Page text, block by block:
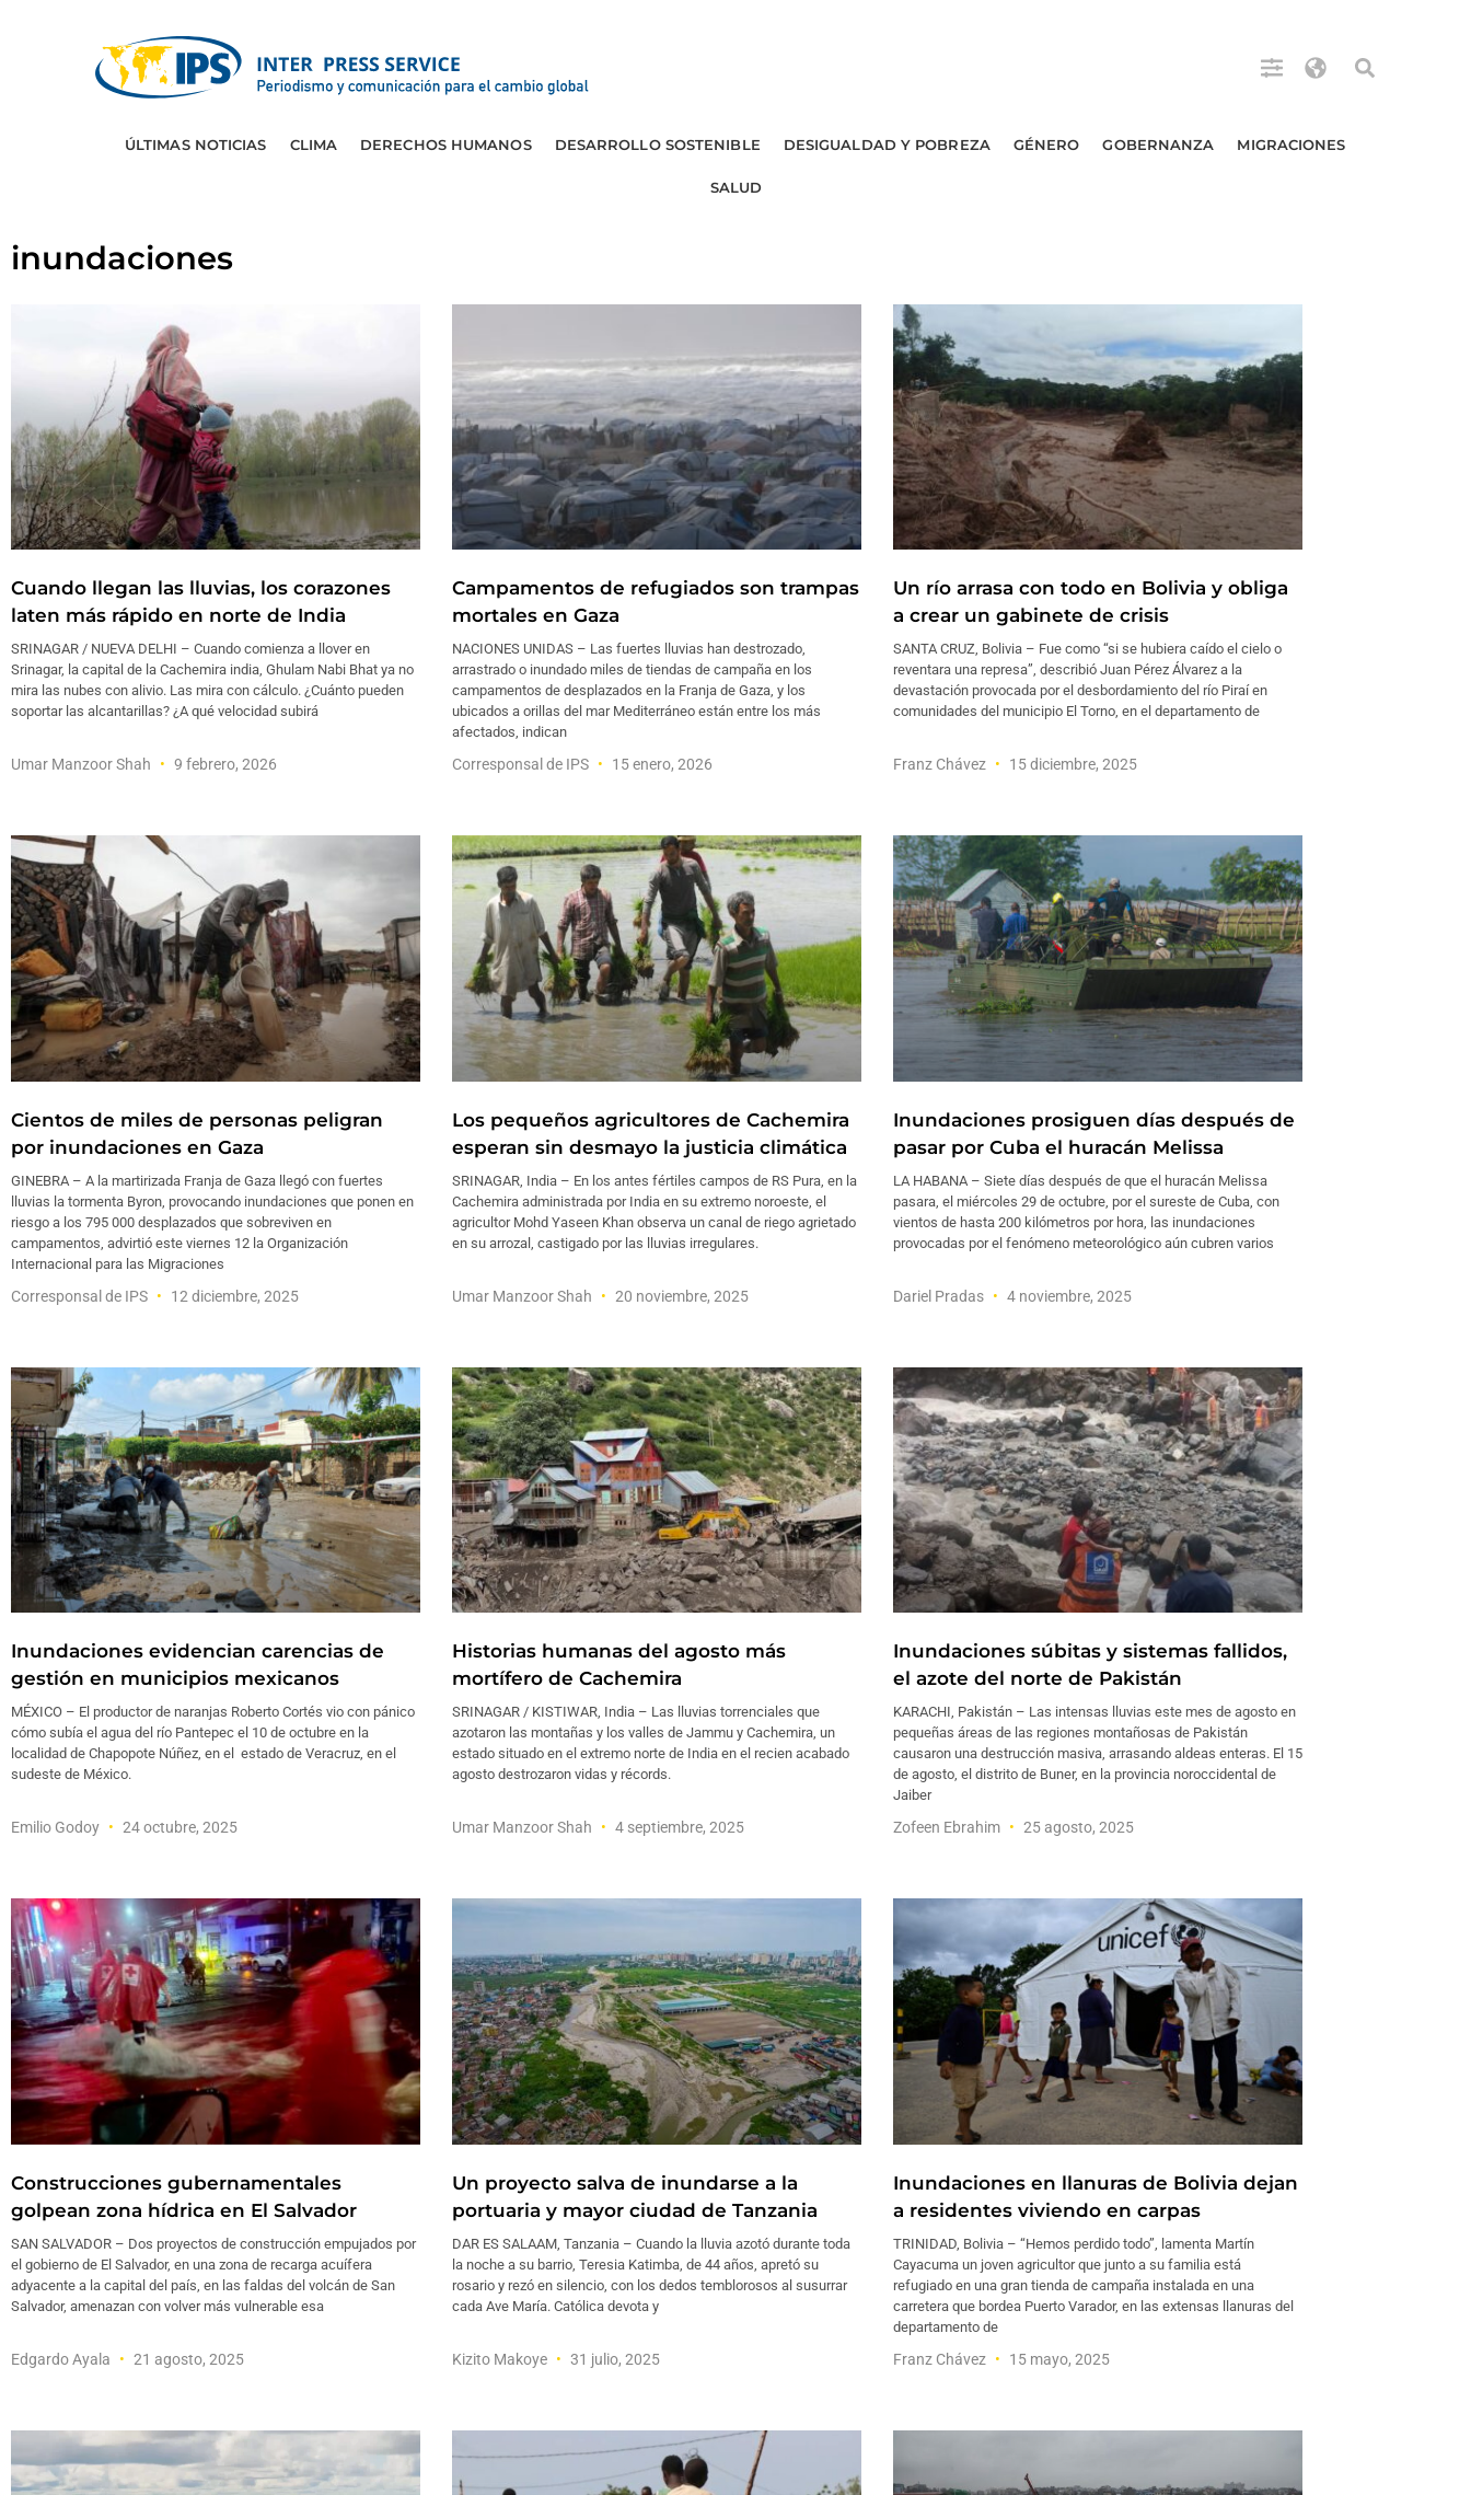
ÚLTIMAS NOTICIAS CLIMA DERECHOS HUMANOS DESARROLLO SOSTENIBLE DESIGUALDAD Y POBREZA GÉNERO GOBERNANZA MIGRACIONES
SALUD
inundaciones
Cuando llegan las lluvias, los corazones
laten más rápido en norte de India
SRINAGAR / NUEVA DELHI – Cuando comienza a llover en
Srinagar, la capital de la Cachemira india, Ghulam Nabi Bhat ya no
mira las nubes con alivio. Las mira con cálculo. ¿Cuánto pueden
soportar las alcantarillas? ¿A qué velocidad subirá
Umar Manzoor Shah 9 febrero, 2026
Campamentos de refugiados son trampas
mortales en Gaza
NACIONES UNIDAS – Las fuertes lluvias han destrozado,
arrastrado o inundado miles de tiendas de campaña en los
campamentos de desplazados en la Franja de Gaza, y los
ubicados a orillas del mar Mediterráneo están entre los más
afectados, indican
Corresponsal de IPS 15 enero, 2026
Un río arrasa con todo en Bolivia y obliga
a crear un gabinete de crisis
SANTA CRUZ, Bolivia – Fue como “si se hubiera caído el cielo o
reventara una represa”, describió Juan Pérez Álvarez a la
devastación provocada por el desbordamiento del río Piraí en
comunidades del municipio El Torno, en el departamento de
Franz Chávez 15 diciembre, 2025
Cientos de miles de personas peligran
por inundaciones en Gaza
GINEBRA – A la martirizada Franja de Gaza llegó con fuertes
lluvias la tormenta Byron, provocando inundaciones que ponen en
riesgo a los 795 000 desplazados que sobreviven en
campamentos, advirtió este viernes 12 la Organización
Internacional para las Migraciones
Corresponsal de IPS 12 diciembre, 2025
Los pequeños agricultores de Cachemira
esperan sin desmayo la justicia climática
SRINAGAR, India – En los antes fértiles campos de RS Pura, en la
Cachemira administrada por India en su extremo noroeste, el
agricultor Mohd Yaseen Khan observa un canal de riego agrietado
en su arrozal, castigado por las lluvias irregulares.
Umar Manzoor Shah 20 noviembre, 2025
Inundaciones prosiguen días después de
pasar por Cuba el huracán Melissa
LA HABANA – Siete días después de que el huracán Melissa
pasara, el miércoles 29 de octubre, por el sureste de Cuba, con
vientos de hasta 200 kilómetros por hora, las inundaciones
provocadas por el fenómeno meteorológico aún cubren varios
Dariel Pradas 4 noviembre, 2025
Inundaciones evidencian carencias de
gestión en municipios mexicanos
MÉXICO – El productor de naranjas Roberto Cortés vio con pánico
cómo subía el agua del río Pantepec el 10 de octubre en la
localidad de Chapopote Núñez, en el estado de Veracruz, en el
sudeste de México.
Emilio Godoy 24 octubre, 2025
Historias humanas del agosto más
mortífero de Cachemira
SRINAGAR / KISTIWAR, India – Las lluvias torrenciales que
azotaron las montañas y los valles de Jammu y Cachemira, un
estado situado en el extremo norte de India en el recien acabado
agosto destrozaron vidas y récords.
Umar Manzoor Shah 4 septiembre, 2025
Inundaciones súbitas y sistemas fallidos,
el azote del norte de Pakistán
KARACHI, Pakistán – Las intensas lluvias este mes de agosto en
pequeñas áreas de las regiones montañosas de Pakistán
causaron una destrucción masiva, arrasando aldeas enteras. El 15
de agosto, el distrito de Buner, en la provincia noroccidental de
Jaiber
Zofeen Ebrahim 25 agosto, 2025
Construcciones gubernamentales
golpean zona hídrica en El Salvador
SAN SALVADOR – Dos proyectos de construcción empujados por
el gobierno de El Salvador, en una zona de recarga acuífera
adyacente a la capital del país, en las faldas del volcán de San
Salvador, amenazan con volver más vulnerable esa
Edgardo Ayala 21 agosto, 2025
Un proyecto salva de inundarse a la
portuaria y mayor ciudad de Tanzania
DAR ES SALAAM, Tanzania – Cuando la lluvia azotó durante toda
la noche a su barrio, Teresia Katimba, de 44 años, apretó su
rosario y rezó en silencio, con los dedos temblorosos al susurrar
cada Ave María. Católica devota y
Kizito Makoye 31 julio, 2025
Inundaciones en llanuras de Bolivia dejan
a residentes viviendo en carpas
TRINIDAD, Bolivia – “Hemos perdido todo”, lamenta Martín
Cayacuma un joven agricultor que junto a su familia está
refugiado en una gran tienda de campaña instalada en una
carretera que bordea Puerto Varador, en las extensas llanuras del
departamento de
Franz Chávez 15 mayo, 2025